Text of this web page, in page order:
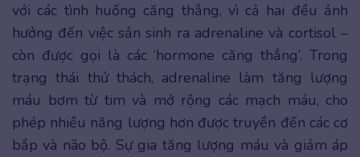
với các tình huống căng thẳng, vì cả hai đều ảnh
hưởng đến việc sản sinh ra adrenaline và cortisol –
còn được gọi là các ‘hormone căng thẳng’. Trong
trạng thái thử thách, adrenaline làm tăng lượng
máu bơm từ tim và mở rộng các mạch máu, cho
phép nhiều năng lượng hơn được truyền đến các cơ
bắp và não bộ. Sự gia tăng lượng máu và giảm áp